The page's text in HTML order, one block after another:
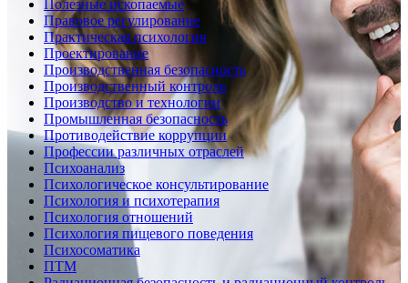
Полезные ископаемые
Правовое регулирование
Практическая психология
Проектирование
Производственная безопасность
Производственный контроль
Производство и технологии
Промышленная безопасность
Противодействие коррупции
Профессии различных отраслей
Психоанализ
Психологическое консультирование
Психология и психотерапия
Психология отношений
Психология пищевого поведения
Психосоматика
ПТМ